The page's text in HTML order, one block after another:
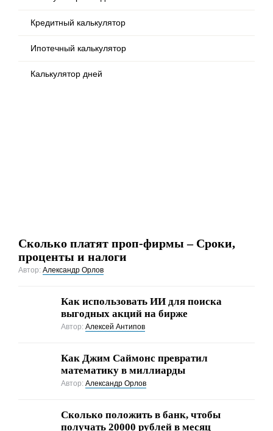
Кредитный калькулятор
Ипотечный калькулятор
Калькулятор дней
Сколько платят проп-фирмы – Сроки,
проценты и налоги
Автор:Александр Орлов
Как использовать ИИ для поиска
выгодных акций на бирже
Автор:Алексей Антипов
Как Джим Саймонс превратил
математику в миллиарды
Автор:Александр Орлов
Сколько положить в банк, чтобы
получать 20000 рублей в месяц